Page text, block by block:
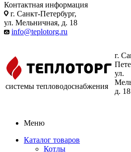
Контактная информация
г. Санкт-Петербург,
ул. Мельничная, д. 18
info@teplotorg.ru
системы тепловодоснабжения
г.
ул.
д. 18
Меню
Каталог товаров
Котлы